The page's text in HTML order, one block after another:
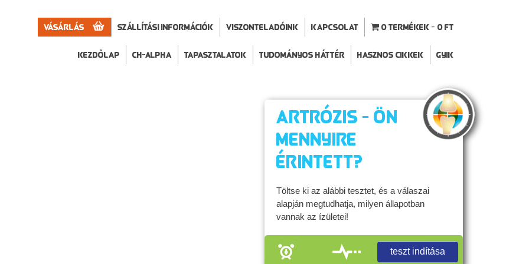
Vásárlás Szállítási információk VISZONTELADÓINK Kapcsolat 0 termékek 0 Ft
Kezdőlap CH-Alpha Tapasztalatok Tudományos háttér Hasznos cikkek GYIK
Artrózis - Ön
mennyire
érintett?
Töltse ki az alábbi tesztet, és a válaszai
alapján megtudhatja, milyen állapotban
vannak az ízületei!
teszt indítása